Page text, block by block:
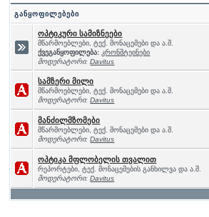
განყოფილებები
ოპტიკური სამიზნეები
მწარმოებლები, ტექ. მონაცემები და ა.შ.
ქვეგანყოფილება: კრონშტეინები
მოდერატორი:Davitus
სამზერი მილი
მწარმოებლები, ტექ. მონაცემები და ა.შ.
მოდერატორი:Davitus
მანძილმზომები
მწარმოებლები, ტექ. მონაცემები და ა.შ.
მოდერატორი:Davitus
ოპტიკა მფლობელის თვალით
რეპორტები, ტექ. მონაცემების განხილვა და ა.შ.
მოდერატორი:Davitus